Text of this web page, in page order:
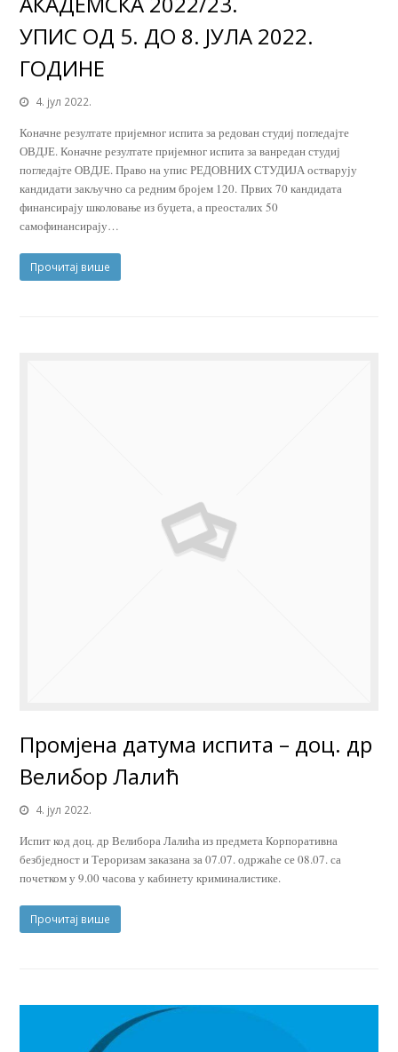
УПИС ОД 5. ДО 8. ЈУЛА 2022.
ГОДИНЕ
4. јул 2022.
Коначне резултате пријемног испита за редован студиј погледајте
ОВДЈЕ. Коначне резултате пријемног испита за ванредан студиј
погледајте ОВДЈЕ. Право на упис РЕДОВНИХ СТУДИЈА остварују
кандидати закључно са редним бројем 120. Првих 70 кандидата
финансирају школовање из буџета, а преосталих 50
самофинансирају…
Прочитај више
Промјена датума испита – доц. др
Велибор Лалић
4. јул 2022.
Испит код доц. др Велибора Лалића из предмета Корпоративна
безбједност и Тероризам заказана за 07.07. одржаће се 08.07. са
почетком у 9.00 часова у кабинету криминалистике.
Прочитај више